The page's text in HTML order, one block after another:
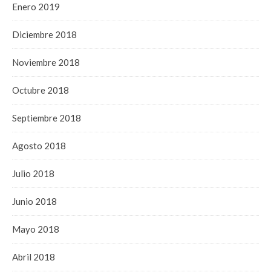
Enero 2019
Diciembre 2018
Noviembre 2018
Octubre 2018
Septiembre 2018
Agosto 2018
Julio 2018
Junio 2018
Mayo 2018
Abril 2018